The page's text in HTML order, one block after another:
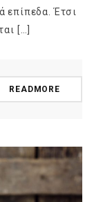
επίπεδα. Έτσι
[…]
READMORE